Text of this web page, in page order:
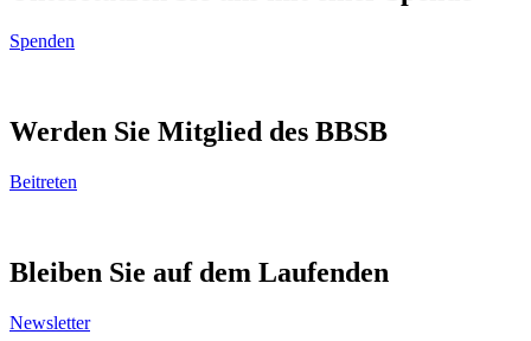
Spenden
Werden Sie Mitglied des BBSB
Beitreten
Bleiben Sie auf dem Laufenden
Newsletter